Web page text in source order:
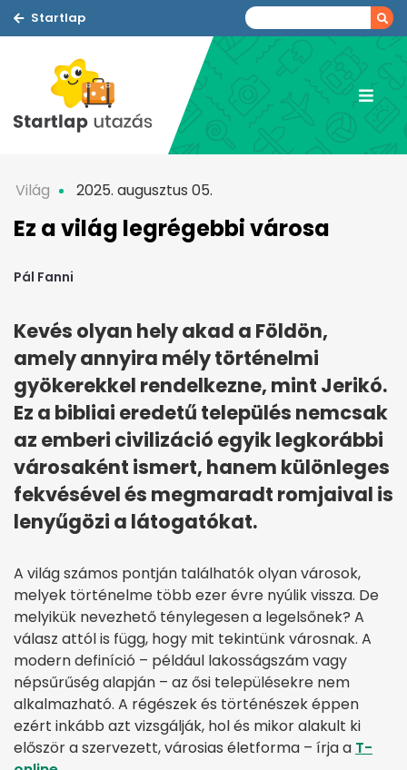
Startlap
Világ 2025. augusztus 05.
Ez a világ legrégebbi városa
Pál Fanni
Kevés olyan hely akad a Földön,
amely annyira mély történelmi
gyökerekkel rendelkezne, mint Jerikó.
Ez a bibliai eredetű település nemcsak
az emberi civilizáció egyik legkorábbi
városaként ismert, hanem különleges
fekvésével és megmaradt romjaival is
lenyűgözi a látogatókat.
A világ számos pontján találhatók olyan városok,
melyek történelme több ezer évre nyúlik vissza. De
melyikük nevezhető ténylegesen a legelsőnek? A
válasz attól is függ, hogy mit tekintünk városnak. A
modern definíció – például lakosságszám vagy
népsűrűség alapján – az ősi településekre nem
alkalmazható. A régészek és történészek éppen
ezért inkább azt vizsgálják, hol és mikor alakult ki
először a szervezett, városias életforma – írja a T-